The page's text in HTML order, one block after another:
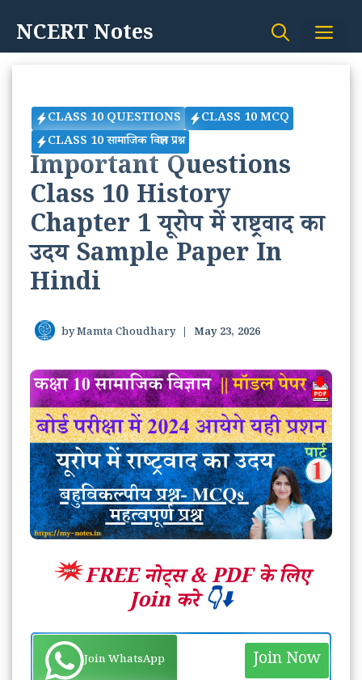
content
NCERT Notes
CLASS 10 QUESTIONS
CLASS 10 MCQ
CLASS 10 सामाजिक विज्ञान प्रश्न
Important Questions
Class 10 History
Chapter 1 यूरोप में राष्ट्रवाद का
उदय Sample Paper In
Hindi
byMamta Choudhary | May 23, 2026
FREE नोट्स &PDF के लिए
Join करे👇⬇️
Join WhatsApp Join Now